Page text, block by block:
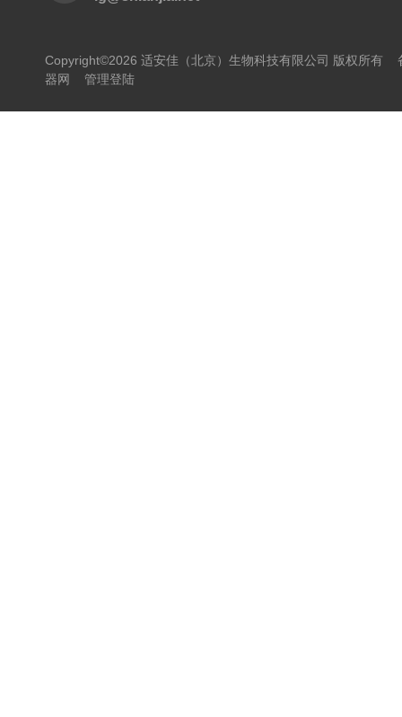
Copyright©2026 适安佳（北京）生物科技有限公司 版权所有
器网
管理登陆